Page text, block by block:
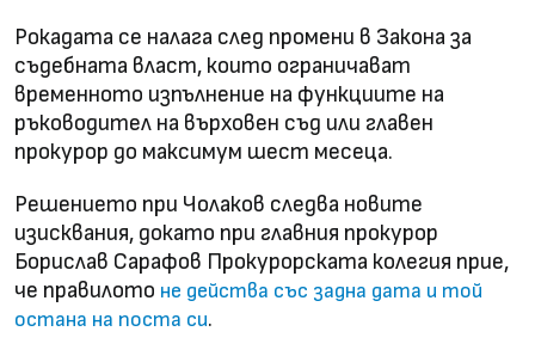
Рокадата се налага след промени в Закона за
съдебната власт, които ограничават
временното изпълнение на функциите на
ръководител на върховен съд или главен
прокурор до максимум шест месеца.
Решението при Чолаков следва новите
изисквания, докато при главния прокурор
Борислав Сарафов Прокурорската колегия прие,
че правилото не действа със задна дата и той
остана на поста си.